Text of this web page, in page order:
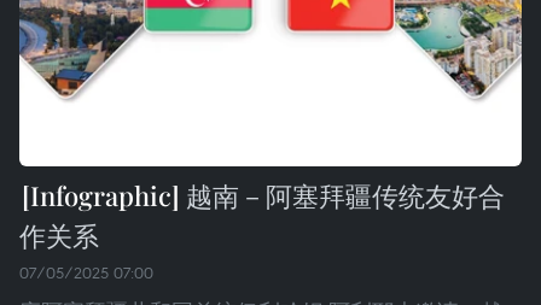
越南－阿塞拜疆传统友好合
作关系
07/05/2025 07:00